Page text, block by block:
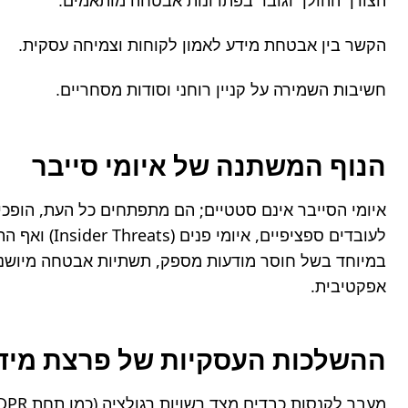
הקשר בין אבטחת מידע לאמון לקוחות וצמיחה עסקית.
חשיבות השמירה על קניין רוחני וסודות מסחריים.
הנוף המשתנה של איומי סייבר
אפקטיבית.
ההשלכות העסקיות של פרצת